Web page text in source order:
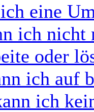
eine
ich
oder
ich auf
ich